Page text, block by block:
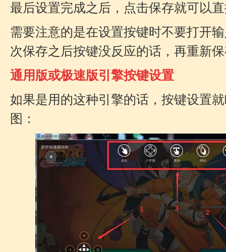
最后设置完成之后，点击保存就可以
需要注意的是在设置按键时不要打开
次保存之后按键没反应的话，再重新
通用版或极速版引擎按键设置
如果是用的这种引擎的话，按键设置
图：